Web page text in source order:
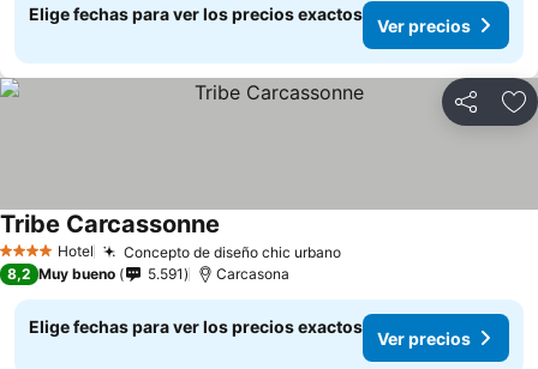
Elige fechas para ver los precios exactos
Ver precios
Compartir
4 EstrellasHotel Concepto de diseño chic urbano
Tribe Carcassonne
8,2 Muy bueno 5.591 Carcasona
Elige fechas para ver los precios exactos
Ver precios